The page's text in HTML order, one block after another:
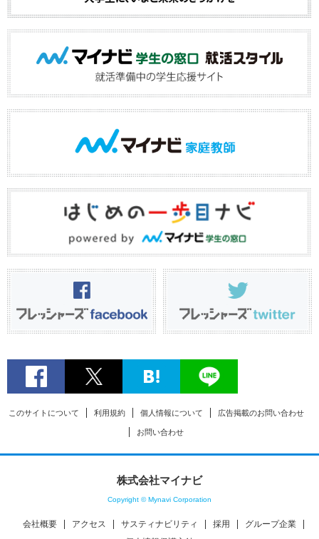
このサイトについて 利用規約 個人情報について 広告掲載のお問い合わせ
お問い合わせ
株式会社マイナビ
Copyright © Mynavi Corporation
会社概要 アクセス サスティナビリティ 採用
グループ企業